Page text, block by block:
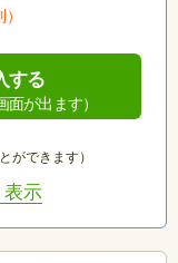
する
面が出ます）
ができます）
表示